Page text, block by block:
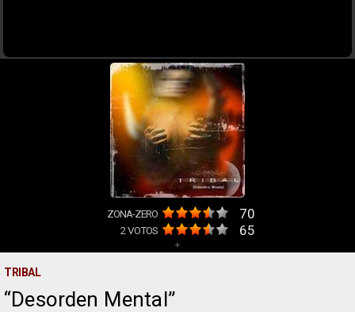
ZONA-ZERO 70
2VOTOS 65
+
TRIBAL
Desorden Mental